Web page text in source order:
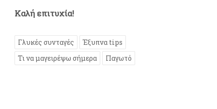
Καλή επιτυχία!
Γλυκές συνταγές
Έξυπνα tips
Τι να μαγειρέψω σήμερα
Παγωτό